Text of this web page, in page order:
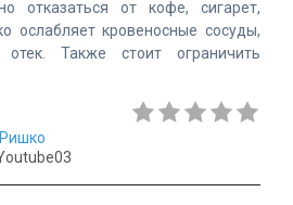
отказаться от кофе, сигарет,
ослабляет кровеносные сосуды,
Также стоит ограничить